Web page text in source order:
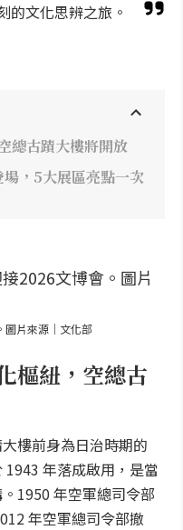
的文化思辨之旅。
總古蹟大樓將開放
，5大展區亮點一次
圖片來源｜文化部
樞紐，空總古
樓前身為日治時期的
1943 年落成啟用，是當
1950 年空軍總司令部
年空軍總司令部撤